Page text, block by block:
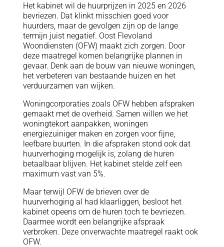
Het kabinet wil de huurprijzen in 2025 en 2026
bevriezen. Dat klinkt misschien goed voor
huurders, maar de gevolgen zijn op de lange
termijn juist negatief. Oost Flevoland
Woondiensten (OFW) maakt zich zorgen. Door
deze maatregel komen belangrijke plannen in
gevaar. Denk aan de bouw van nieuwe woningen,
het verbeteren van bestaande huizen en het
verduurzamen van wijken.
Woningcorporaties zoals OFW hebben afspraken
gemaakt met de overheid. Samen willen we het
woningtekort aanpakken, woningen
energiezuiniger maken en zorgen voor fijne,
leefbare buurten. In die afspraken stond ook dat
huurverhoging mogelijk is, zolang de huren
betaalbaar blijven. Het kabinet stelde zelf een
maximum vast van 5%.
Maar terwijl OFW de brieven over de
huurverhoging al had klaarliggen, besloot het
kabinet opeens om de huren toch te bevriezen.
Daarmee wordt een belangrijke afspraak
verbroken. Deze onverwachte maatregel raakt ook
OFW.